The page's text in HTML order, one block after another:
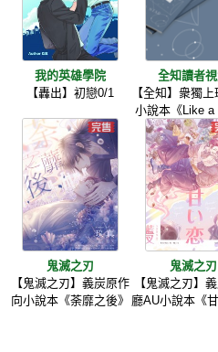
我的英雄學院
【轟出】初戀0/1
全知讀者
【全知】衆獨
小說本《Like a
鬼滅之刃
【鬼滅之刃】義炭原作
向小說本《荼靡之後》
鬼滅之刃
【鬼滅之刃】
廳AU小說本《甘